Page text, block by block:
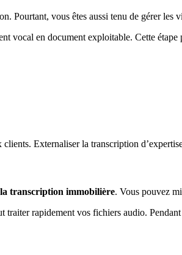
Pourtant, vous êtes aussi tenu de gérer les
vocal en document exploitable. Cette étape
Externaliser la transcription
transcription immobilière. Vous pouvez
traiter rapidement vos fichiers audio.